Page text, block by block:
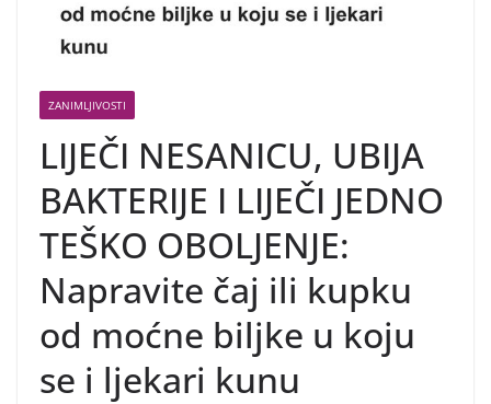
ZANIMLJIVOSTI
LIJEČI NESANICU, UBIJA
BAKTERIJE I LIJEČI JEDNO
TEŠKO OBOLJENJE:
Napravite čaj ili kupku
od moćne biljke u koju
se i ljekari kunu